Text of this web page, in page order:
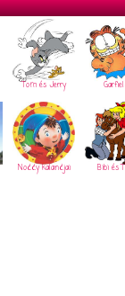
Tom és Jerry
Noddy kalandjai Bibi és